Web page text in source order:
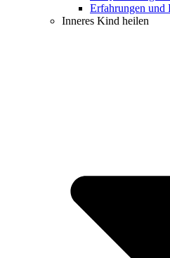
Erfahrungen und
Inneres Kind heilen